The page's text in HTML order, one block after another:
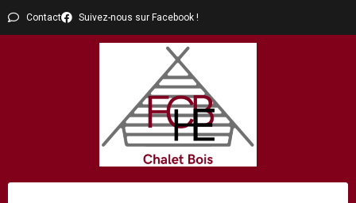
Contact Suivez-nous sur Facebook !